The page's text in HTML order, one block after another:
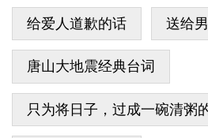
给爱人道歉的话 送给
唐山大地震经典台词
只为将日子，过成一碗清粥